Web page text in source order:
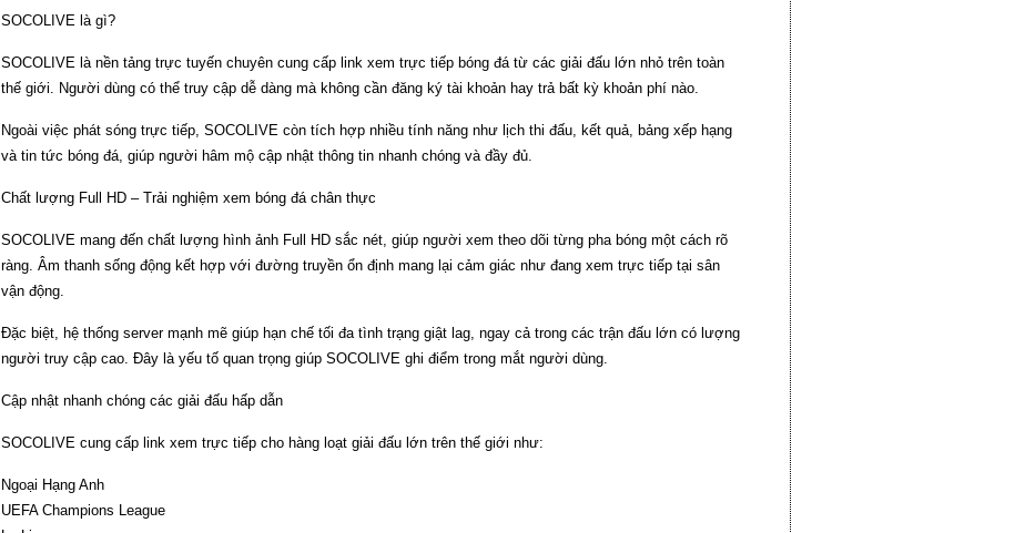
SOCOLIVE là gì?
SOCOLIVE là nền tảng trực tuyến chuyên cung cấp link xem trực tiếp bóng đá từ các giải đấu lớn nhỏ trên toàn
thế giới. Người dùng có thể truy cập dễ dàng mà không cần đăng ký tài khoản hay trả bất kỳ khoản phí nào.
Ngoài việc phát sóng trực tiếp, SOCOLIVE còn tích hợp nhiều tính năng như lịch thi đấu, kết quả, bảng xếp hạng
và tin tức bóng đá, giúp người hâm mộ cập nhật thông tin nhanh chóng và đầy đủ.
Chất lượng Full HD – Trải nghiệm xem bóng đá chân thực
SOCOLIVE mang đến chất lượng hình ảnh Full HD sắc nét, giúp người xem theo dõi từng pha bóng một cách rõ
ràng. Âm thanh sống động kết hợp với đường truyền ổn định mang lại cảm giác như đang xem trực tiếp tại sân
vận động.
Đặc biệt, hệ thống server mạnh mẽ giúp hạn chế tối đa tình trạng giật lag, ngay cả trong các trận đấu lớn có lượng
người truy cập cao. Đây là yếu tố quan trọng giúp SOCOLIVE ghi điểm trong mắt người dùng.
Cập nhật nhanh chóng các giải đấu hấp dẫn
SOCOLIVE cung cấp link xem trực tiếp cho hàng loạt giải đấu lớn trên thế giới như:
Ngoại Hạng Anh
UEFA Champions League